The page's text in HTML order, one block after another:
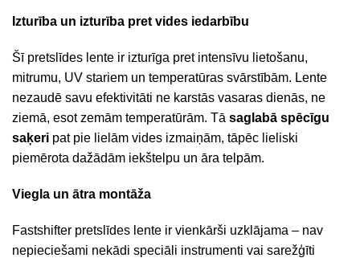
Izturība un izturība pret vides iedarbību
Šī pretslīdes lente ir izturīga pret intensīvu lietošanu,
mitrumu, UV stariem un temperatūras svārstībām. Lente
nezaudē savu efektivitāti ne karstās vasaras dienās, ne
ziemā, esot zemām temperatūrām. Tā saglabā spēcīgu
saķeri pat pie lielām vides izmaiņām, tāpēc lieliski
piemērota dažādām iekštelpu un āra telpām.
Viegla un ātra montāža
Fastshifter pretslīdes lente ir vienkārši uzklājama – nav
nepieciešami nekādi speciāli instrumenti vai sarežģīti